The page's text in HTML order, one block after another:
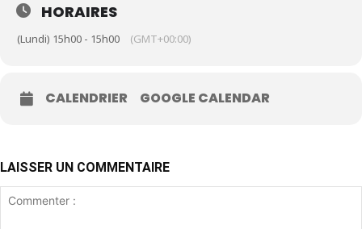
HORAIRES
(Lundi) 15h00 - 15h00 (GMT+00:00)
CALENDRIER GOOGLE CALENDAR
LAISSER UN COMMENTAIRE